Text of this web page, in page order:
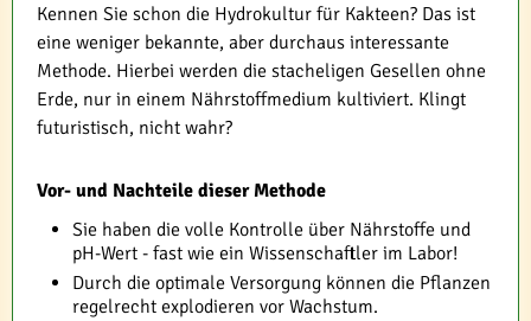
Kennen Sie schon die Hydrokultur für Kakteen? Das ist
eine weniger bekannte, aber durchaus interessante
Methode. Hierbei werden die stacheligen Gesellen ohne
Erde, nur in einem Nährstoffmedium kultiviert. Klingt
futuristisch, nicht wahr?
Vor- und Nachteile dieser Methode
Sie haben die volle Kontrolle über Nährstoffe und
pH-Wert - fast wie ein Wissenschaftler im Labor!
Durch die optimale Versorgung können die Pflanzen
regelrecht explodieren vor Wachstum.